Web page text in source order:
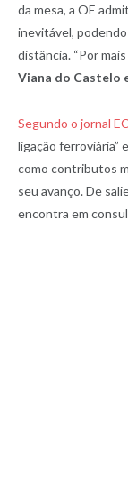
da mesa, a OE
inevitável,
distância. “Por
Viana do Castelo
Segundo o jornal
ligação ferroviária”
como contributos
seu avanço. De
encontra em